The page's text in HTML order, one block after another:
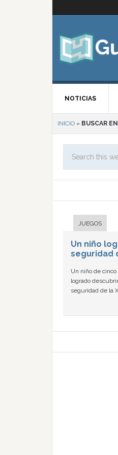
NOTICIAS
INICIO » BUSCAR
JUEGOS
Un niño
seguridad
Un niño de
logrado
seguridad de la